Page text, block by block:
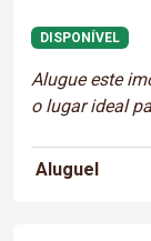
DISPONÍVEL
Alugue este
o lugar ideal
Aluguel